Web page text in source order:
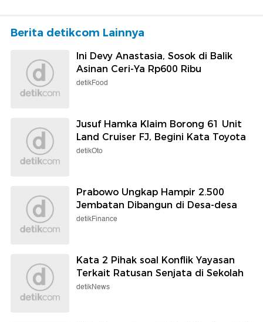
Berita detikcom Lainnya
Ini Devy Anastasia, Sosok di Balik
Asinan Ceri-Ya Rp600 Ribu
detikFood
Jusuf Hamka Klaim Borong 61 Unit
Land Cruiser FJ, Begini Kata Toyota
detikOto
Prabowo Ungkap Hampir 2.500
Jembatan Dibangun di Desa-desa
detikFinance
Kata 2 Pihak soal Konflik Yayasan
Terkait Ratusan Senjata di Sekolah
detikNews